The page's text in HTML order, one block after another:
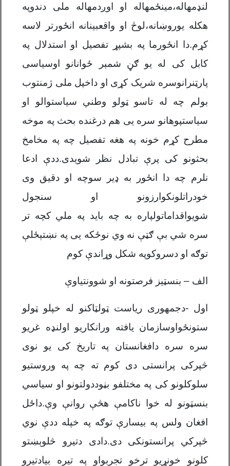
لنډمهاله،مینځمهاله او اوږدمهاله ملی دندوپه
هکله یوروښانه،لوڅ او واقعبینانه انځورتر لاسه
کړم.دا انځورما په بشپړ تفصیل او استدلال په
کابل کی له یو ګڼ شمېر ځوانانو اوسیاسی
پارټنرانوسره شریک کړی او داخپل ملی ژمنتوب
بولم چه له تاسو ټولو وطني سیاستوالو او
سیاستپوهانو سره یی هم درغنده بحث په موخه
مطرح کړم خونه په هغه تفصیل چه په مخامخ
بحثونو کی پرې تبادل نظر شویدی.ددې ادعا
نلرم چه دا انځور به ډیر سوچه او دقیق وی
خودراتلونکوارزونو او سنجول
شویواقداماتولپاره به چه باید په ملي کچه تر
سره شي بې ګټې نه وي نوځکه یی په نښتېځلې
توګه او دسروکوپه شکل وړاندې کوم
الف – بنسټیز فرصتونه او شوونتیاوې
اول -دجمهوری ریاست ټولټاکنو له خپلو ټولو
ستونځواوسازمان یافته ورانکاریو اولنډه غریو
سره سره دافغانستان په تاریخ کی یو نوی
څپرکی پرانستی دی کوم ته چه په وروستیو
سلوکلونو کی په مختلفو بڼوددولتونو او سیاسي
بنسټونو له خوا ناکامې هڅې روانې وې.داځل
افغان ولس په بیسارې توګه په خپله ددې نوي
څپرکي پرانستونکی دی.دادی دتیرو څلوېښتو
کلونو خونړیو ترخو تجربواو په تیره بیادتیرو